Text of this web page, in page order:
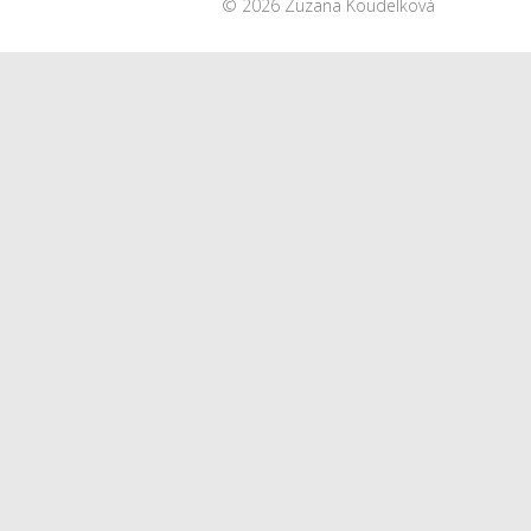
© 2026 Zuzana Koudelková